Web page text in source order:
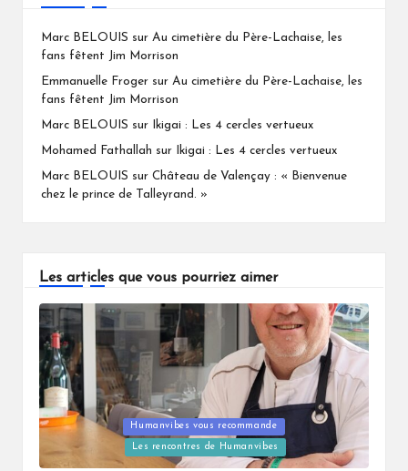
Marc BELOUIS sur Au cimetière du Père-Lachaise, les
fans fêtent Jim Morrison
Emmanuelle Froger sur Au cimetière du Père-Lachaise, les
fans fêtent Jim Morrison
Marc BELOUIS sur Ikigai : Les 4 cercles vertueux
Mohamed Fathallah sur Ikigai : Les 4 cercles vertueux
Marc BELOUIS sur Château de Valençay : « Bienvenue
chez le prince de Talleyrand. »
Les articles que vous pourriez aimer
Posted
in
Humanvibes vous recommande
Les rencontres de Humanvibes